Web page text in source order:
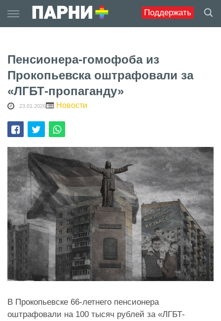
Поддержать
to
content
Пенсионера-гомофоба из
Прокопьевска оштрафовали за
«ЛГБТ-пропаганду»
23.01.2026 Новости
В Прокопьевске 66-летнего пенсионера
оштрафовали на 100 тысяч рублей за «ЛГБТ-